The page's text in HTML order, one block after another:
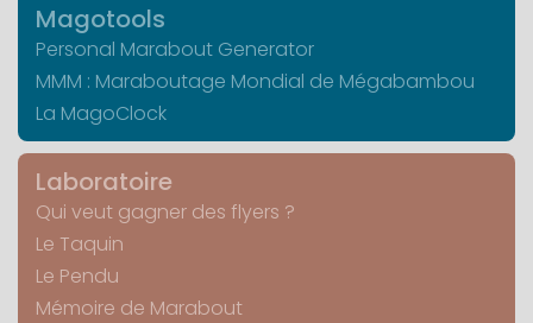
Magotools
Personal Marabout Generator
MMM : Maraboutage Mondial de Mégabambou
La MagoClock
Laboratoire
Qui veut gagner des flyers ?
Le Taquin
Le Pendu
Mémoire de Marabout